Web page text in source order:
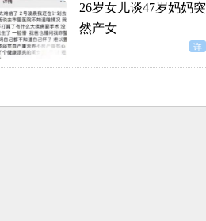
26岁女儿谈47岁妈妈突
然产女
详